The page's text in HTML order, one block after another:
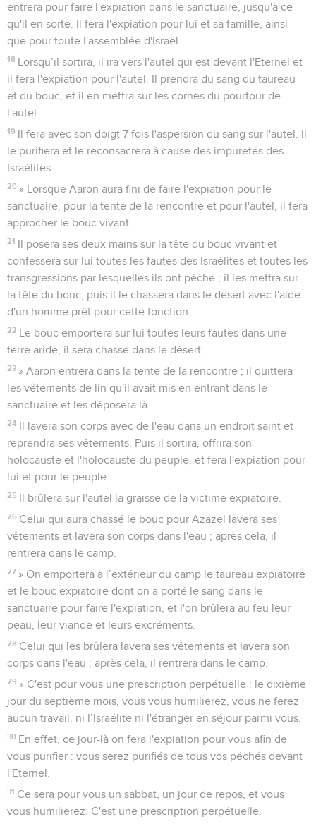
entrera pour faire l'expiation dans le sanctuaire, jusqu'à ce
qu'il en sorte. Il fera l'expiation pour lui et sa famille, ainsi
que pour toute l'assemblée d'Israël.
18 Lorsqu’il sortira, il ira vers l'autel qui est devant l'Eternel et
il fera l'expiation pour l'autel. Il prendra du sang du taureau
et du bouc, et il en mettra sur les cornes du pourtour de
l'autel.
19 Il fera avec son doigt 7 fois l'aspersion du sang sur l'autel. Il
le purifiera et le reconsacrera à cause des impuretés des
Israélites.
20 » Lorsque Aaron aura fini de faire l'expiation pour le
sanctuaire, pour la tente de la rencontre et pour l'autel, il fera
approcher le bouc vivant.
21 Il posera ses deux mains sur la tête du bouc vivant et
confessera sur lui toutes les fautes des Israélites et toutes les
transgressions par lesquelles ils ont péché ; il les mettra sur
la tête du bouc, puis il le chassera dans le désert avec l'aide
d'un homme prêt pour cette fonction.
22 Le bouc emportera sur lui toutes leurs fautes dans une
terre aride, il sera chassé dans le désert.
23 » Aaron entrera dans la tente de la rencontre ; il quittera
les vêtements de lin qu'il avait mis en entrant dans le
sanctuaire et les déposera là.
24 Il lavera son corps avec de l'eau dans un endroit saint et
reprendra ses vêtements. Puis il sortira, offrira son
holocauste et l'holocauste du peuple, et fera l'expiation pour
lui et pour le peuple.
25 Il brûlera sur l'autel la graisse de la victime expiatoire.
26 Celui qui aura chassé le bouc pour Azazel lavera ses
vêtements et lavera son corps dans l'eau ; après cela, il
rentrera dans le camp.
27 » On emportera à l’extérieur du camp le taureau expiatoire
et le bouc expiatoire dont on a porté le sang dans le
sanctuaire pour faire l'expiation, et l'on brûlera au feu leur
peau, leur viande et leurs excréments.
28 Celui qui les brûlera lavera ses vêtements et lavera son
corps dans l'eau ; après cela, il rentrera dans le camp.
29 » C'est pour vous une prescription perpétuelle : le dixième
jour du septième mois, vous vous humilierez, vous ne ferez
aucun travail, ni l’Israélite ni l'étranger en séjour parmi vous.
30 En effet, ce jour-là on fera l'expiation pour vous afin de
vous purifier : vous serez purifiés de tous vos péchés devant
l'Eternel.
31 Ce sera pour vous un sabbat, un jour de repos, et vous
vous humilierez. C'est une prescription perpétuelle.